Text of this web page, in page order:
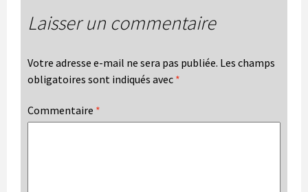
Laisser un commentaire
Votre adresse e-mail ne sera pas publiée. Les champs
obligatoires sont indiqués avec *
Commentaire *